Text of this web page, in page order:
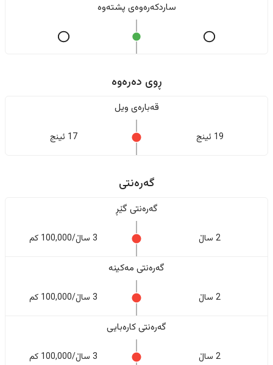
ساردکەرەوەی پشتەوە
ڕوی دەرەوە
قەبارەی ویل
19 ئینج 17 ئینج
گەرەنتی
گەرەنتی گێڕ
2 ساڵ 3 ساڵ/100,000 کم
گەرەنتی مەکینە
2 ساڵ 3 ساڵ/100,000 کم
گەرەنتی کارەبایی
2 ساڵ 3 ساڵ/100,000 کم